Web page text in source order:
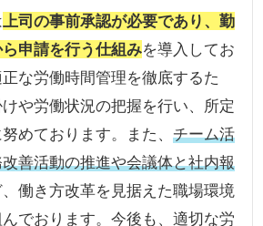
上司の事前承認が必要であり、勤
申請を行う仕組みを導入してお
な労働時間管理を徹底するた
や労働状況の把握を行い、所定
めております。また、チーム活
善活動の推進や会議体と社内報
働き方改革を見据えた職場環境
でおります。今後も、適切な労